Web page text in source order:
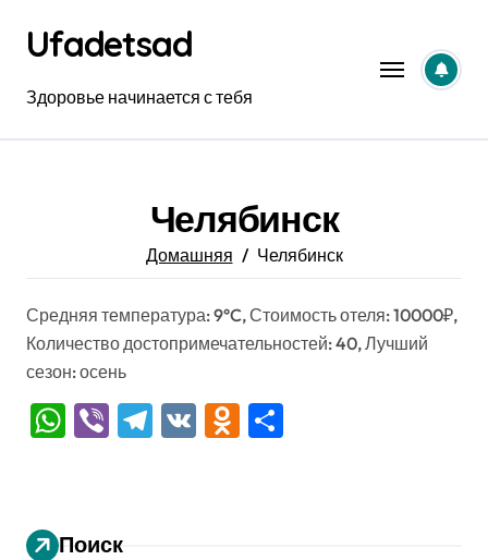
содержанию
Ufadetsad
Здоровье начинается с тебя
Челябинск
Домашняя Челябинск
Средняя температура: 9°C, Стоимость отеля: 10000₽,
Количество достопримечательностей: 40, Лучший
сезон: осень
WhatsApp
ViberTelegram
VK Odnoklassniki
Поиск